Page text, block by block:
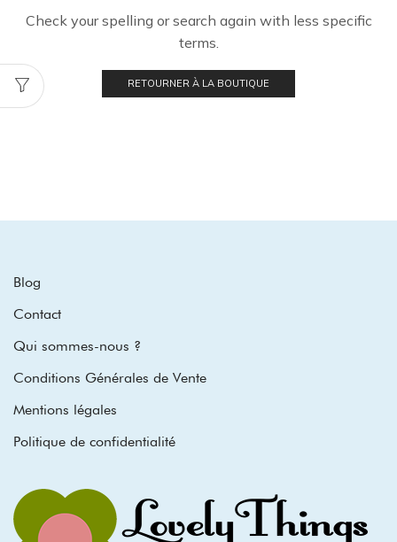
Check your spelling or search again with less specific
terms.
RETOURNER À LA BOUTIQUE
Blog
Contact
Qui sommes-nous ?
Conditions Générales de Vente
Mentions légales
Politique de confidentialité